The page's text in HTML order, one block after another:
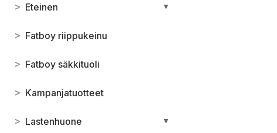
> Eteinen ▼
> Fatboy riippukeinu
> Fatboy säkkituoli
> Kampanjatuotteet
> Lastenhuone ▼